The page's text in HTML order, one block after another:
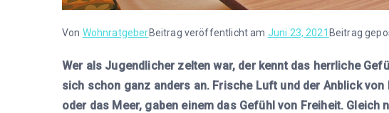
Von WohnratgeberBeitrag veröffentlicht am Juni 23, 2021 Beitrag
Wer als Jugendlicher zelten war, der kennt das herrliche
sich schon ganz anders an. Frische Luft und der Anblick
oder das Meer, gaben einem das Gefühl von Freiheit.